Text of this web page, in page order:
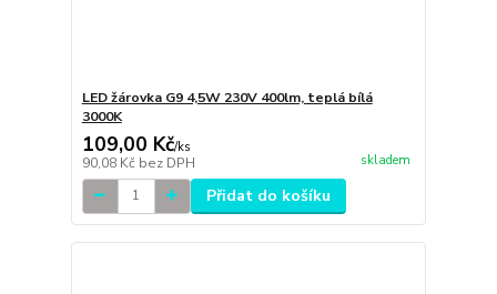
LED žárovka G9 4,5W 230V 400lm, teplá bílá
3000K
109,00 Kč/ks
90,08 Kč bez DPH skladem
Přidat do košíku